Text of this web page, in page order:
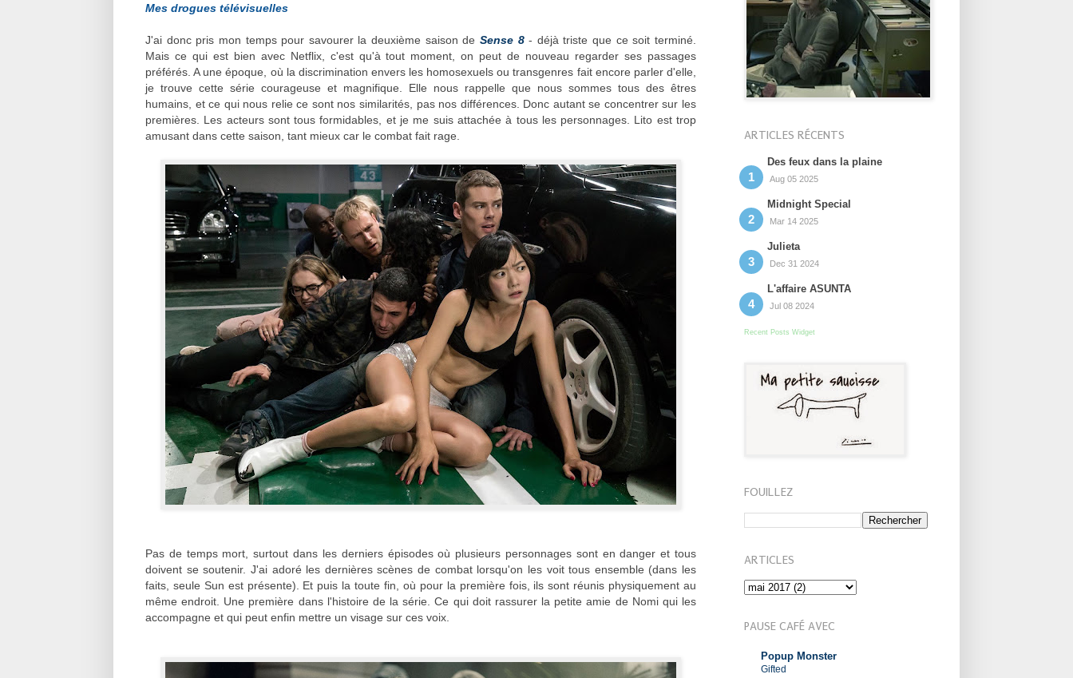
Mes drogues télévisuelles
J'ai donc pris mon temps pour savourer la deuxième saison de Sense 8- déjà triste que ce soit terminé.
Mais ce qui est bien avec Netflix, c'est qu'à tout moment, on peut de nouveau regarder ses passages
préférés. A une époque, où la discrimination envers les homosexuels ou transgenres fait encore parler d'elle,
je trouve cette série courageuse et magnifique. Elle nous rappelle que nous sommes tous des êtres
humains, et ce qui nous relie ce sont nos similarités, pas nos différences. Donc autant se concentrer sur les
premières. Les acteurs sont tous formidables, et je me suis attachée à tous les personnages. Lito est trop
amusant dans cette saison, tant mieux car le combat fait rage.
Pas de temps mort, surtout dans les derniers épisodes où plusieurs personnages sont en danger et tous
doivent se soutenir. J'ai adoré les dernières scènes de combat lorsqu'on les voit tous ensemble (dans les
faits, seule Sun est présente). Et puis la toute fin, où pour la première fois, ils sont réunis physiquement au
même endroit. Une première dans l'histoire de la série. Ce qui doit rassurer la petite amie de Nomi qui les
accompagne et qui peut enfin mettre un visage sur ces voix.
ARTICLES RÉCENTS
Des feux dans la plaine
Aug 05 2025
Midnight Special
Mar 14 2025
Julieta
Dec 31 2024
L'affaire ASUNTA
Jul 08 2024
Recent Posts Widget
FOUILLEZ
ARTICLES
PAUSE CAFÉ AVEC
Popup Monster
Gifted